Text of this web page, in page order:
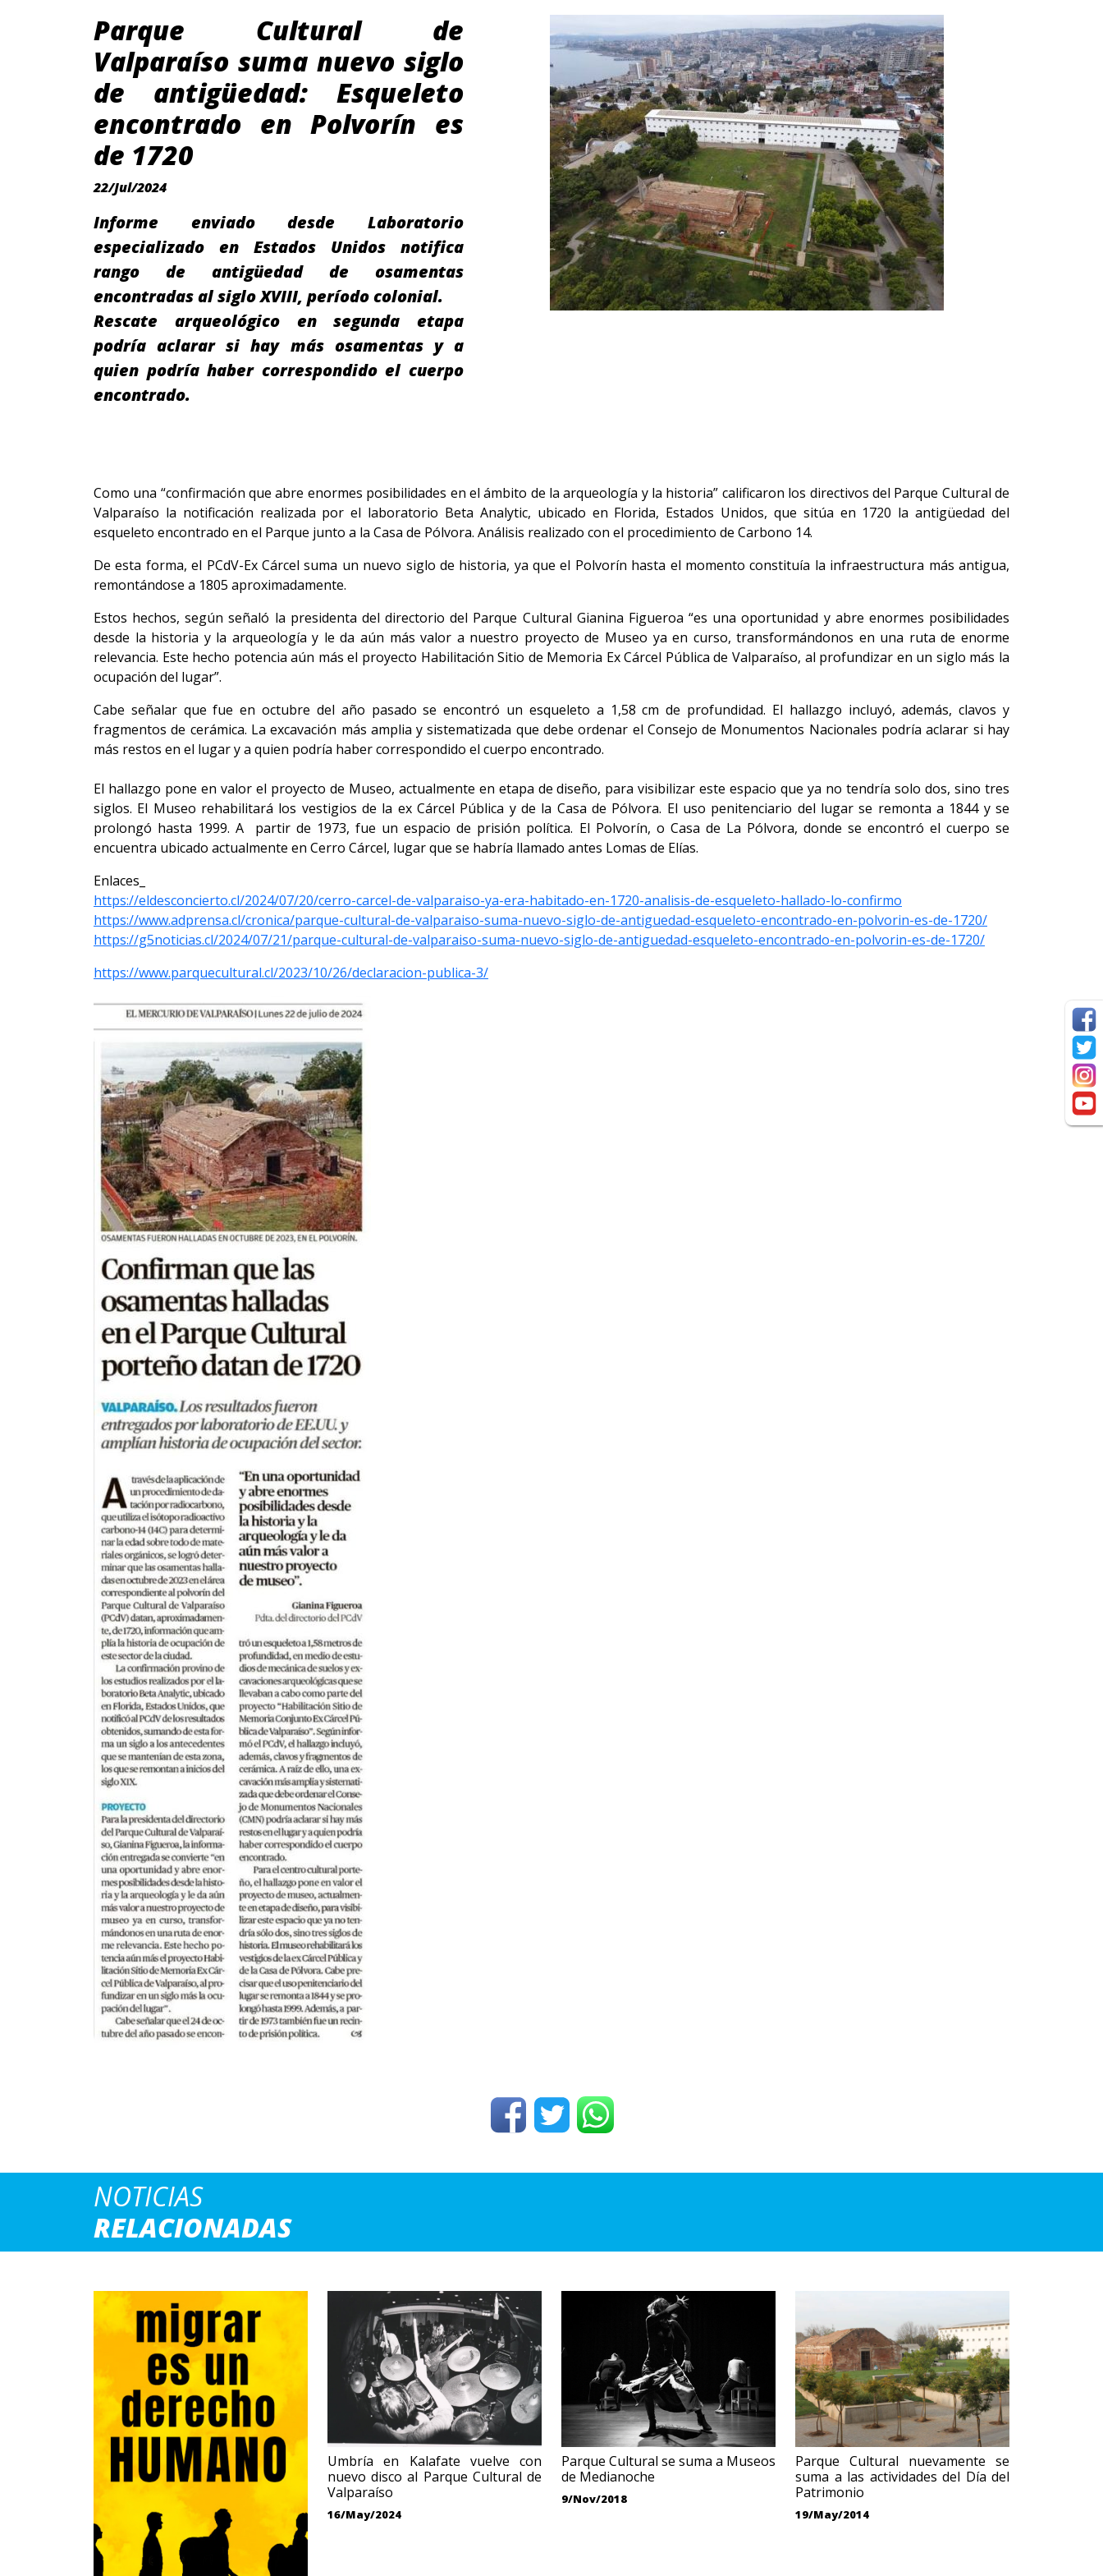
Parque Cultural de
Valparaíso suma nuevo siglo
de antigüedad: Esqueleto
encontrado en Polvorín es
de 1720
22/Jul/2024
Informe enviado desde Laboratorio
especializado en Estados Unidos notifica
rango de antigüedad de osamentas
encontradas al siglo XVIII, período colonial.
Rescate arqueológico en segunda etapa
podría aclarar si hay más osamentas y a
quien podría haber correspondido el cuerpo
encontrado.
Como una “confirmación que abre enormes posibilidades en el ámbito de la arqueología y la historia” calificaron los directivos del Parque Cultural de
Valparaíso la notificación realizada por el laboratorio Beta Analytic, ubicado en Florida, Estados Unidos, que sitúa en 1720 la antigüedad del
esqueleto encontrado en el Parque junto a la Casa de Pólvora. Análisis realizado con el procedimiento de Carbono 14.
De esta forma, el PCdV-Ex Cárcel suma un nuevo siglo de historia, ya que el Polvorín hasta el momento constituía la infraestructura más antigua,
remontándose a 1805 aproximadamente.
Estos hechos, según señaló la presidenta del directorio del Parque Cultural Gianina Figueroa “es una oportunidad y abre enormes posibilidades
desde la historia y la arqueología y le da aún más valor a nuestro proyecto de Museo ya en curso, transformándonos en una ruta de enorme
relevancia. Este hecho potencia aún más el proyecto Habilitación Sitio de Memoria Ex Cárcel Pública de Valparaíso, al profundizar en un siglo más la
ocupación del lugar”.
Cabe señalar que fue en octubre del año pasado se encontró un esqueleto a 1,58 cm de profundidad. El hallazgo incluyó, además, clavos y
fragmentos de cerámica. La excavación más amplia y sistematizada que debe ordenar el Consejo de Monumentos Nacionales podría aclarar si hay
más restos en el lugar y a quien podría haber correspondido el cuerpo encontrado.
El hallazgo pone en valor el proyecto de Museo, actualmente en etapa de diseño, para visibilizar este espacio que ya no tendría solo dos, sino tres
siglos. El Museo rehabilitará los vestigios de la ex Cárcel Pública y de la Casa de Pólvora. El uso penitenciario del lugar se remonta a 1844 y se
prolongó hasta 1999. A partir de 1973, fue un espacio de prisión política. El Polvorín, o Casa de La Pólvora, donde se encontró el cuerpo se
encuentra ubicado actualmente en Cerro Cárcel, lugar que se habría llamado antes Lomas de Elías.
Enlaces_
https://eldesconcierto.cl/2024/07/20/cerro-carcel-de-valparaiso-ya-era-habitado-en-1720-analisis-de-esqueleto-hallado-lo-confirmo
https://www.adprensa.cl/cronica/parque-cultural-de-valparaiso-suma-nuevo-siglo-de-antiguedad-esqueleto-encontrado-en-polvorin-es-de-1720/
https://g5noticias.cl/2024/07/21/parque-cultural-de-valparaiso-suma-nuevo-siglo-de-antiguedad-esqueleto-encontrado-en-polvorin-es-de-1720/
https://www.parquecultural.cl/2023/10/26/declaracion-publica-3/
NOTICIAS
RELACIONADAS
Umbría en Kalafate vuelve con
nuevo disco al Parque Cultural de
Valparaíso
16/May/2024
Parque Cultural se suma a Museos
de Medianoche
9/Nov/2018
Parque Cultural nuevamente se
suma a las actividades del Día del
Patrimonio
19/May/2014